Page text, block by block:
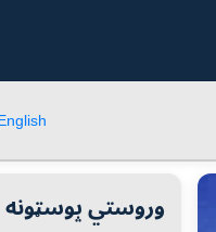
وروستي پوسټونه